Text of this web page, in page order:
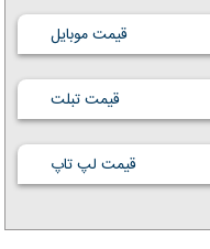
قیمت موبایل
قیمت تبلت
قیمت لپ تاپ